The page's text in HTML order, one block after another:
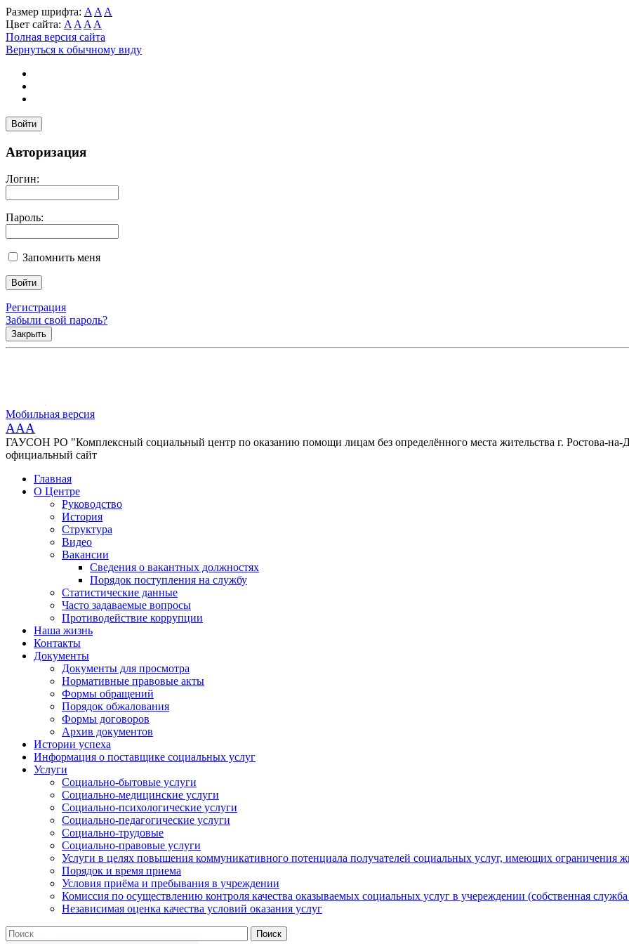
Размер шрифта: A A A
Цвет сайта: A A A A
Полная версия сайта
Вернуться к обычному виду
Войти
Авторизация
Логин:
Пароль:
Запомнить меня
Регистрация
Забыли свой пароль?
Закрыть
Мобильная версия
AAA
ГАУСОН РО "Комплексный социальный центр по оказанию помощи лицам без определённого места жительства г. Ростова-на-
официальный сайт
Главная
О Центре
Руководство
История
Структура
Видео
Вакансии
Сведения о вакантных должностях
Порядок поступления на службу
Статистические данные
Часто задаваемые вопросы
Противодействие коррупции
Наша жизнь
Контакты
Документы
Документы для просмотра
Нормативные правовые акты
Формы обращений
Порядок обжалования
Формы договоров
Архив документов
Истории успеха
Информация о поставщике социальных услуг
Услуги
Социально-бытовые услуги
Социально-медицинские услуги
Социально-психологические услуги
Социально-педагогические услуги
Социально-трудовые
Социально-правовые услуги
Услуги в целях повышения коммуникативного потенциала получателей социальных услуг, имеющих ограничения
Порядок и время приема
Условия приёма и пребывания в учреждении
Комиссия по осуществлению контроля качества оказываемых социальных услуг в учереждении (собственная
Независимая оценка качества условий оказания услуг